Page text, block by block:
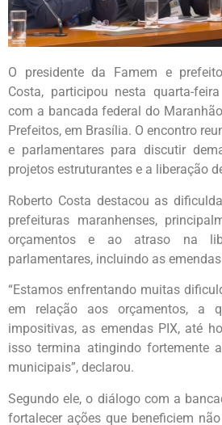
O presidente da Famem e
Costa, participou nesta quarta-
com a bancada federal do
Prefeitos, em Brasília. O encontro
e parlamentares para discutir
projetos estruturantes e a liberação
Roberto Costa destacou as
prefeituras maranhenses,
orçamentos e ao atraso na
parlamentares, incluindo as emendas
“Estamos enfrentando muitas
em relação aos orçamentos, a
impositivas, as emendas PIX, até
isso termina atingindo fortemente
municipais”, declarou.
Segundo ele, o diálogo com a
fortalecer ações que beneficiem